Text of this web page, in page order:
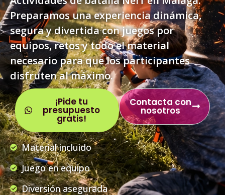
Preparamos una experiencia dinámica,
segura y divertida con juegos por
equipos, retos y todo el material
necesario para que los participantes
disfruten al máximo.
¡Pide tu
presupuesto
gratis!
Contacta con
nosotros
Material incluido
Juego en equipo
Diversión asegurada